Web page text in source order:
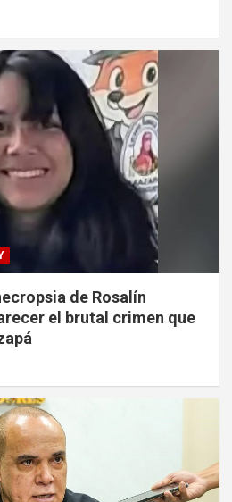
de Rosalín
el brutal crimen que